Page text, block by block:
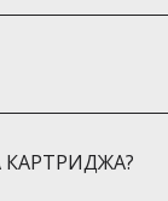
КАРТРИДЖА?